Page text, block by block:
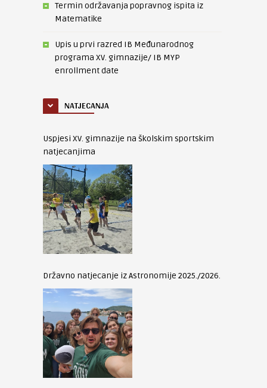
Termin održavanja popravnog ispita iz
Matematike
Upis u prvi razred IB Međunarodnog
programa XV. gimnazije/ IB MYP
enrollment date
NATJECANJA
Uspjesi XV. gimnazije na školskim sportskim
natjecanjima
Državno natjecanje iz Astronomije 2025./2026.